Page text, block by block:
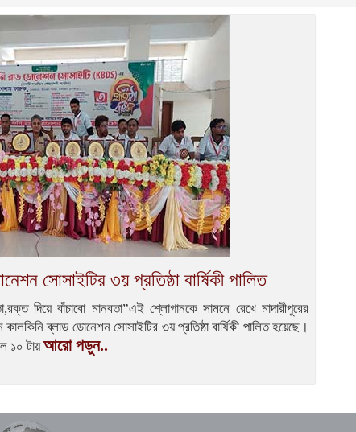
সোসাইটির ৩য় প্রতিষ্ঠা বার্ষিকী পালিত
দিয়ে বাঁচাবো মানবতা”এই শ্লোগানকে সামনে রেখে মাদারীপুরের
কালকিনি ব্লাড ডোনেশন সোসাইটির ৩য় প্রতিষ্ঠা বার্ষিকী পালিত হয়েছে।
১০ টায়আরো পড়ুন..